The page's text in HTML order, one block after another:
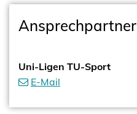
Ansprechpartner
Uni-Ligen TU-Sport
E-Mail